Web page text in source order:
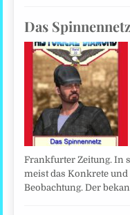
Das Spinnennetz
Frankfurter Zeitung. In
meist das Konkrete
Beobachtung. Der